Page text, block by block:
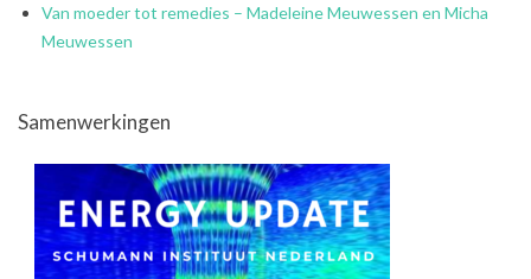
Van moeder tot remedies – Madeleine Meuwessen en Micha
Meuwessen
Samenwerkingen